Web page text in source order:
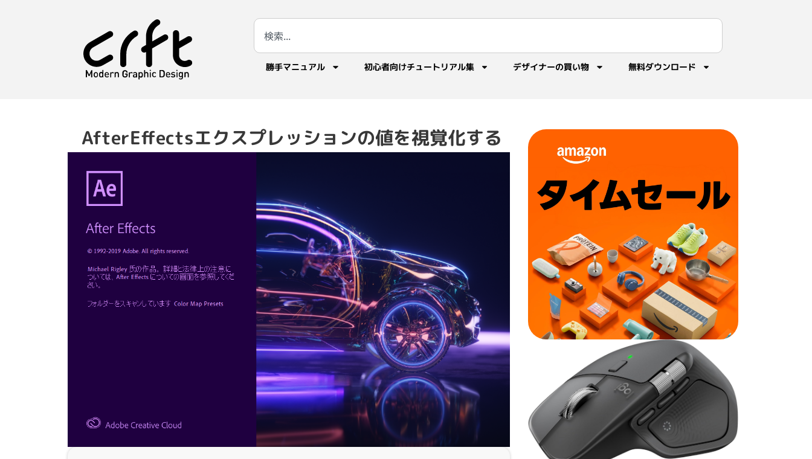
勝手マニュアル 初心者向けチュートリアル集 デザイナーの買い物 無料ダウンロード
AfterEffectsエクスプレッションの値を視覚化する